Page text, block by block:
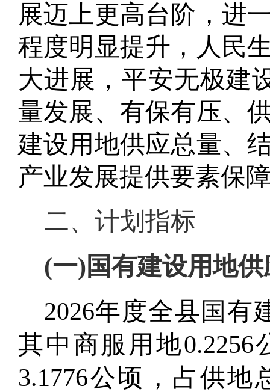
展迈上更高台阶 ， 进
程度明显提升，人民
大进展，平安无极建
量发展、有保有压、
建设用地供应总量、
产业发展提供要素保
二、计划指标
(一)国有建设用地
2026年度全县国有
其中商服用地0.2256
3.1776公顷， 占供地